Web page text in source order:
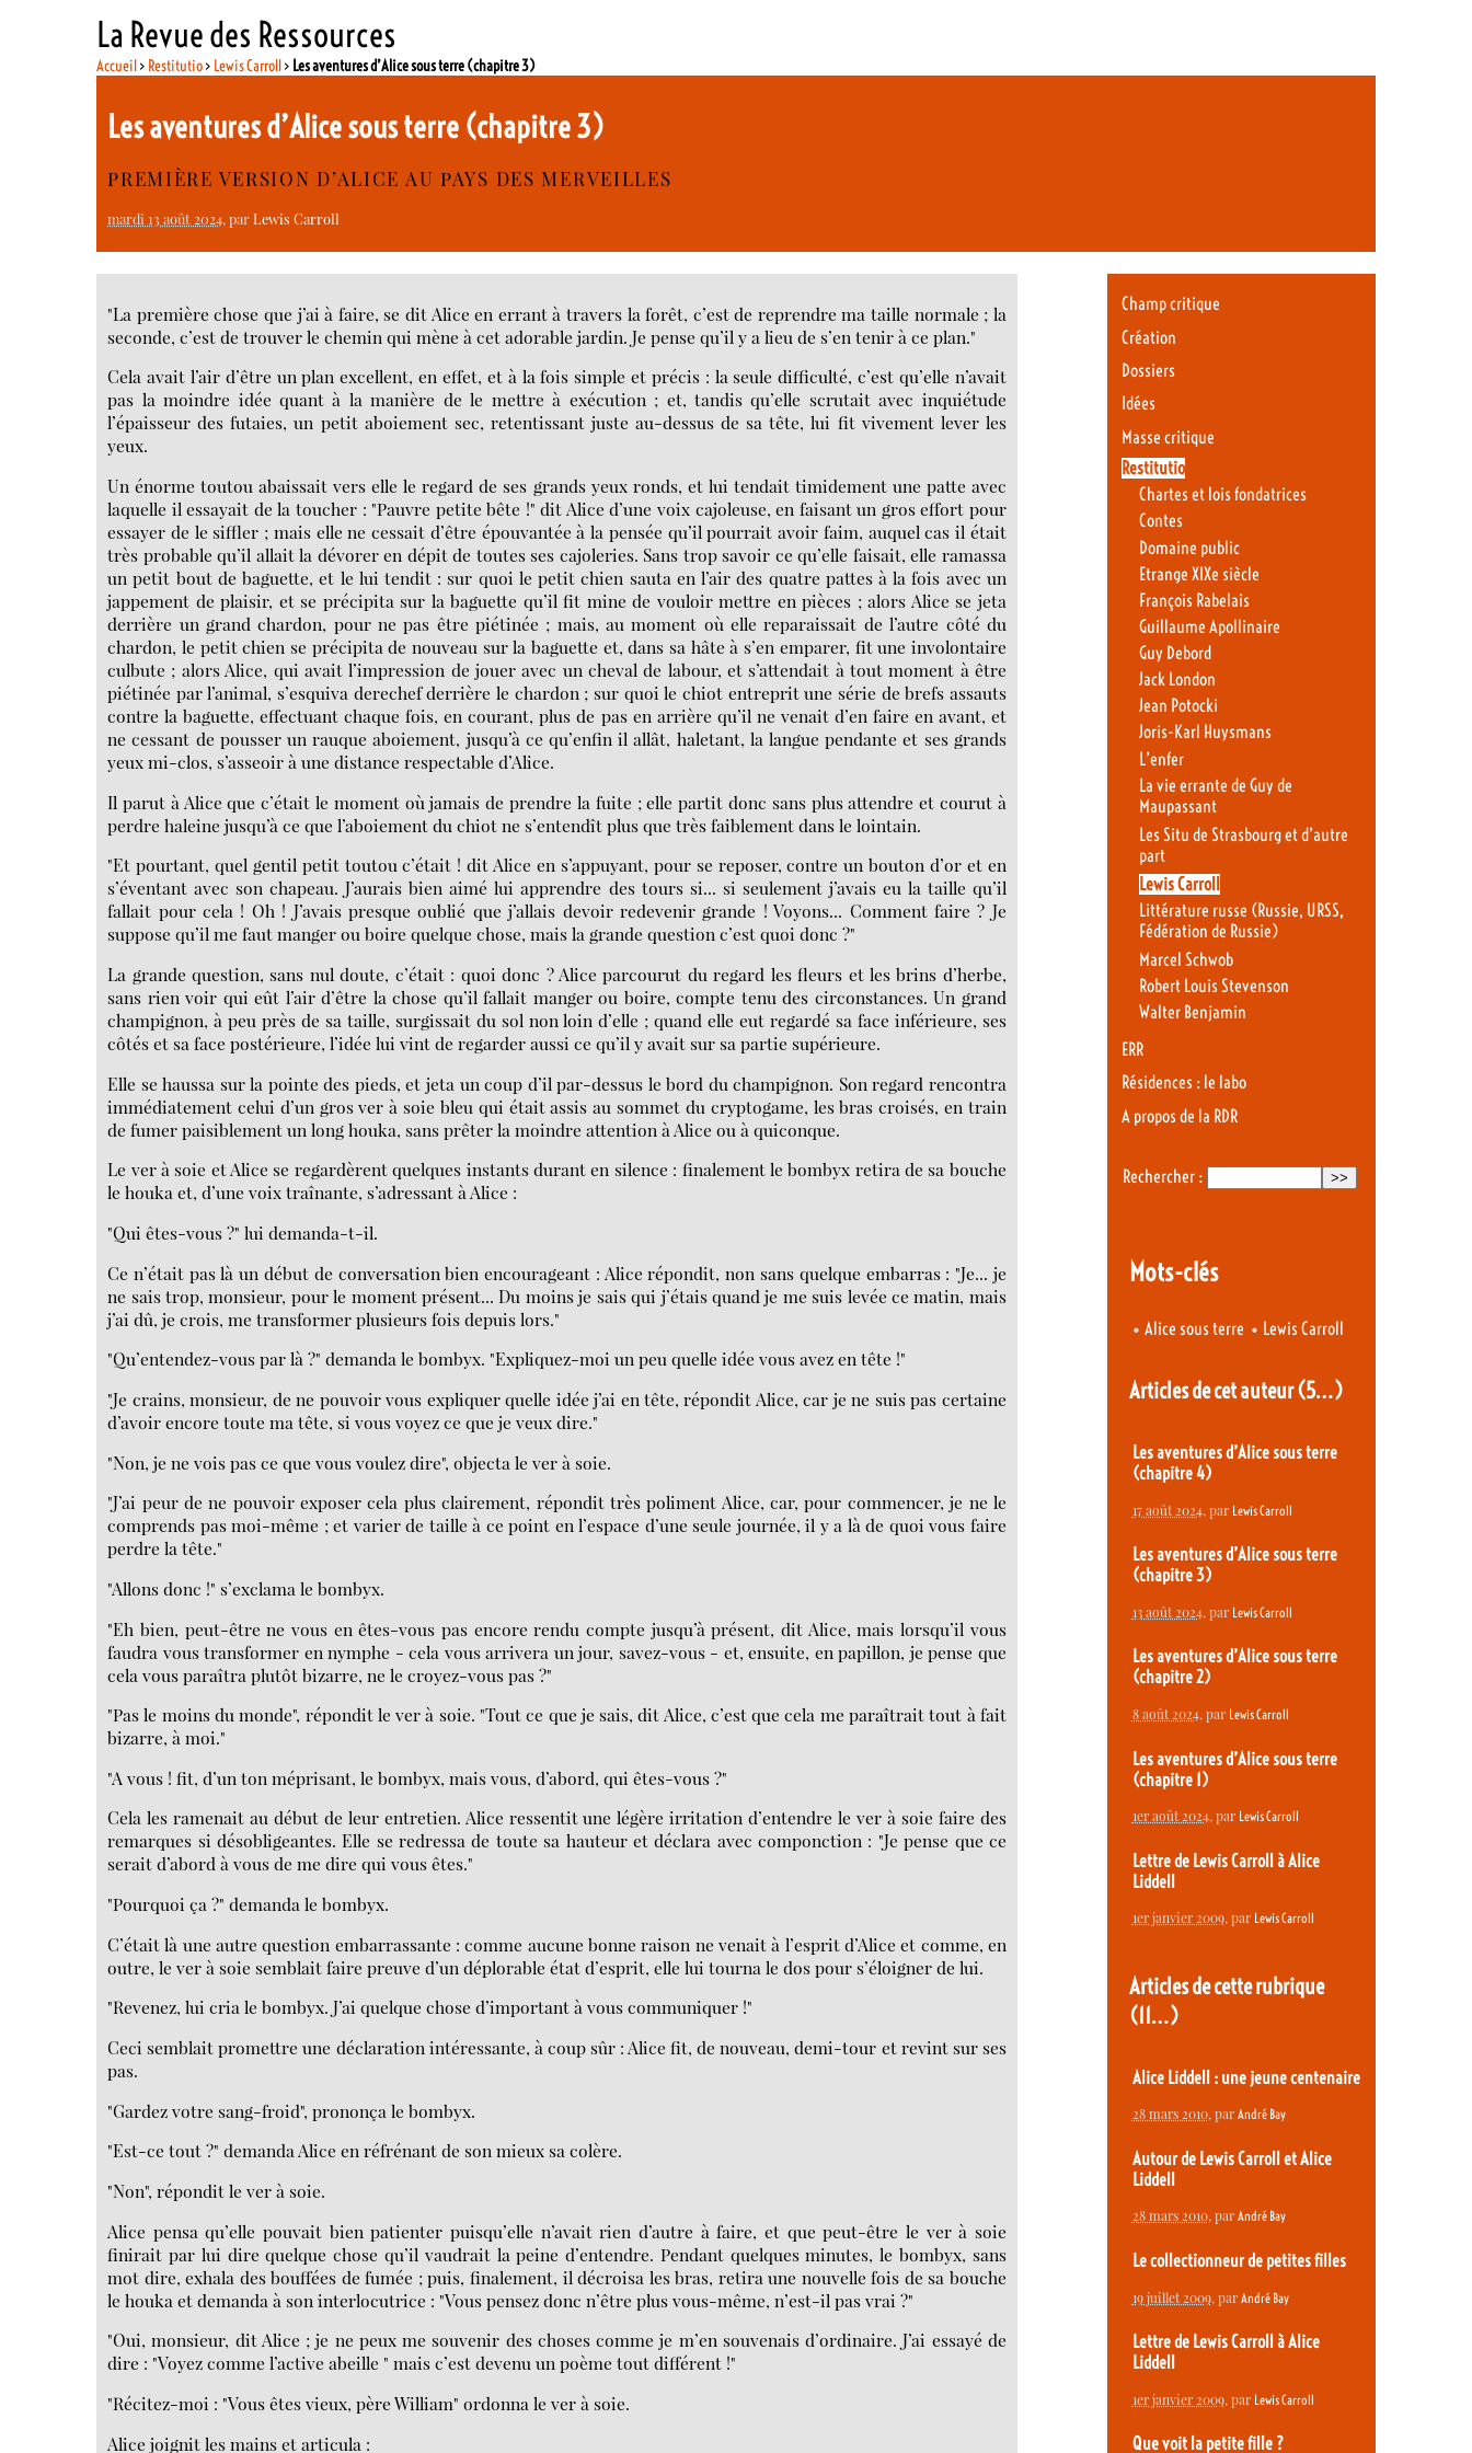
La Revue des Ressources
Accueil> Restitutio> Lewis Carroll> Les aventures d’Alice sous terre (chapitre 3)
Les aventures d’Alice sous terre (chapitre 3)
PREMIÈRE VERSION D’ALICE AU PAYS DES MERVEILLES
mardi 13 août 2024, parLewis Carroll
"La première chose que j’ai à faire, se dit Alice en errant à travers la forêt, c’est de reprendre ma taille normale ; la
seconde, c’est de trouver le chemin qui mène à cet adorable jardin. Je pense qu’il y a lieu de s’en tenir à ce plan."
Cela avait l’air d’être un plan excellent, en effet, et à la fois simple et précis : la seule difficulté, c’est qu’elle n’avait
pas la moindre idée quant à la manière de le mettre à exécution ; et, tandis qu’elle scrutait avec inquiétude
l’épaisseur des futaies, un petit aboiement sec, retentissant juste au-dessus de sa tête, lui fit vivement lever les
yeux.
Un énorme toutou abaissait vers elle le regard de ses grands yeux ronds, et lui tendait timidement une patte avec
laquelle il essayait de la toucher : "Pauvre petite bête !" dit Alice d’une voix cajoleuse, en faisant un gros effort pour
essayer de le siffler ; mais elle ne cessait d’être épouvantée à la pensée qu’il pourrait avoir faim, auquel cas il était
très probable qu’il allait la dévorer en dépit de toutes ses cajoleries. Sans trop savoir ce qu’elle faisait, elle ramassa
un petit bout de baguette, et le lui tendit : sur quoi le petit chien sauta en l’air des quatre pattes à la fois avec un
jappement de plaisir, et se précipita sur la baguette qu’il fit mine de vouloir mettre en pièces ; alors Alice se jeta
derrière un grand chardon, pour ne pas être piétinée ; mais, au moment où elle reparaissait de l’autre côté du
chardon, le petit chien se précipita de nouveau sur la baguette et, dans sa hâte à s’en emparer, fit une involontaire
culbute ; alors Alice, qui avait l’impression de jouer avec un cheval de labour, et s’attendait à tout moment à être
piétinée par l’animal, s’esquiva derechef derrière le chardon ; sur quoi le chiot entreprit une série de brefs assauts
contre la baguette, effectuant chaque fois, en courant, plus de pas en arrière qu’il ne venait d’en faire en avant, et
ne cessant de pousser un rauque aboiement, jusqu’à ce qu’enfin il allât, haletant, la langue pendante et ses grands
yeux mi-clos, s’asseoir à une distance respectable d’Alice.
Il parut à Alice que c’était le moment où jamais de prendre la fuite ; elle partit donc sans plus attendre et courut à
perdre haleine jusqu’à ce que l’aboiement du chiot ne s’entendît plus que très faiblement dans le lointain.
"Et pourtant, quel gentil petit toutou c’était ! dit Alice en s’appuyant, pour se reposer, contre un bouton d’or et en
s’éventant avec son chapeau. J’aurais bien aimé lui apprendre des tours si... si seulement j’avais eu la taille qu’il
fallait pour cela ! Oh ! J’avais presque oublié que j’allais devoir redevenir grande ! Voyons... Comment faire ? Je
suppose qu’il me faut manger ou boire quelque chose, mais la grande question c’est quoi donc ?"
La grande question, sans nul doute, c’était : quoi donc ? Alice parcourut du regard les fleurs et les brins d’herbe,
sans rien voir qui eût l’air d’être la chose qu’il fallait manger ou boire, compte tenu des circonstances. Un grand
champignon, à peu près de sa taille, surgissait du sol non loin d’elle ; quand elle eut regardé sa face inférieure, ses
côtés et sa face postérieure, l’idée lui vint de regarder aussi ce qu’il y avait sur sa partie supérieure.
Elle se haussa sur la pointe des pieds, et jeta un coup d’il par-dessus le bord du champignon. Son regard rencontra
immédiatement celui d’un gros ver à soie bleu qui était assis au sommet du cryptogame, les bras croisés, en train
de fumer paisiblement un long houka, sans prêter la moindre attention à Alice ou à quiconque.
Le ver à soie et Alice se regardèrent quelques instants durant en silence : finalement le bombyx retira de sa bouche
le houka et, d’une voix traînante, s’adressant à Alice :
"Qui êtes-vous ?" lui demanda-t-il.
Ce n’était pas là un début de conversation bien encourageant : Alice répondit, non sans quelque embarras : "Je... je
ne sais trop, monsieur, pour le moment présent... Du moins je sais qui j’étais quand je me suis levée ce matin, mais
j’ai dû, je crois, me transformer plusieurs fois depuis lors."
"Qu’entendez-vous par là ?" demanda le bombyx. "Expliquez-moi un peu quelle idée vous avez en tête !"
"Je crains, monsieur, de ne pouvoir vous expliquer quelle idée j’ai en tête, répondit Alice, car je ne suis pas certaine
d’avoir encore toute ma tête, si vous voyez ce que je veux dire."
"Non, je ne vois pas ce que vous voulez dire", objecta le ver à soie.
"J’ai peur de ne pouvoir exposer cela plus clairement, répondit très poliment Alice, car, pour commencer, je ne le
comprends pas moi-même ; et varier de taille à ce point en l’espace d’une seule journée, il y a là de quoi vous faire
perdre la tête."
"Allons donc !" s’exclama le bombyx.
"Eh bien, peut-être ne vous en êtes-vous pas encore rendu compte jusqu’à présent, dit Alice, mais lorsqu’il vous
faudra vous transformer en nymphe - cela vous arrivera un jour, savez-vous - et, ensuite, en papillon, je pense que
cela vous paraîtra plutôt bizarre, ne le croyez-vous pas ?"
"Pas le moins du monde", répondit le ver à soie. "Tout ce que je sais, dit Alice, c’est que cela me paraîtrait tout à fait
bizarre, à moi."
"A vous ! fit, d’un ton méprisant, le bombyx, mais vous, d’abord, qui êtes-vous ?"
Cela les ramenait au début de leur entretien. Alice ressentit une légère irritation d’entendre le ver à soie faire des
remarques si désobligeantes. Elle se redressa de toute sa hauteur et déclara avec componction : "Je pense que ce
serait d’abord à vous de me dire qui vous êtes."
"Pourquoi ça ?" demanda le bombyx.
C’était là une autre question embarrassante : comme aucune bonne raison ne venait à l’esprit d’Alice et comme, en
outre, le ver à soie semblait faire preuve d’un déplorable état d’esprit, elle lui tourna le dos pour s’éloigner de lui.
"Revenez, lui cria le bombyx. J’ai quelque chose d’important à vous communiquer !"
Ceci semblait promettre une déclaration intéressante, à coup sûr : Alice fit, de nouveau, demi-tour et revint sur ses
pas.
"Gardez votre sang-froid", prononça le bombyx.
"Est-ce tout ?" demanda Alice en réfrénant de son mieux sa colère.
"Non", répondit le ver à soie.
Alice pensa qu’elle pouvait bien patienter puisqu’elle n’avait rien d’autre à faire, et que peut-être le ver à soie
finirait par lui dire quelque chose qu’il vaudrait la peine d’entendre. Pendant quelques minutes, le bombyx, sans
mot dire, exhala des bouffées de fumée ; puis, finalement, il décroisa les bras, retira une nouvelle fois de sa bouche
le houka et demanda à son interlocutrice : "Vous pensez donc n’être plus vous-même, n’est-il pas vrai ?"
"Oui, monsieur, dit Alice ; je ne peux me souvenir des choses comme je m’en souvenais d’ordinaire. J’ai essayé de
dire : "Voyez comme l’active abeille " mais c’est devenu un poème tout différent !"
"Récitez-moi : "Vous êtes vieux, père William" ordonna le ver à soie.
Alice joignit les mains et articula :
Champ critique
Création
Dossiers
Idées
Masse critique
Restitutio
Chartes et lois fondatrices
Contes
Domaine public
Etrange XIXe siècle
François Rabelais
Guillaume Apollinaire
Guy Debord
Jack London
Jean Potocki
Joris-Karl Huysmans
L’enfer
La vie errante de Guy de
Maupassant
Les Situ de Strasbourg et d’autre
part
Lewis Carroll
Littérature russe (Russie, URSS,
Fédération de Russie)
Marcel Schwob
Robert Louis Stevenson
Walter Benjamin
ERR
Résidences : le labo
A propos de la RDR
Rechercher :
Mots-clés
• Alice sous terre • Lewis Carroll
Articles de cet auteur(5…)
Les aventures d’Alice sous terre
(chapitre 4)
17 août 2024, par Lewis Carroll
Les aventures d’Alice sous terre
(chapitre 3)
13 août 2024, par Lewis Carroll
Les aventures d’Alice sous terre
(chapitre 2)
8 août 2024, par Lewis Carroll
Les aventures d’Alice sous terre
(chapitre 1)
1er août 2024, par Lewis Carroll
Lettre de Lewis Carroll à Alice
Liddell
1er janvier 2009, par Lewis Carroll
Articles de cette rubrique
(11…)
Alice Liddell : une jeune centenaire
28 mars 2010, par André Bay
Autour de Lewis Carroll et Alice
Liddell
28 mars 2010, par André Bay
Le collectionneur de petites filles
19 juillet 2009, par André Bay
Lettre de Lewis Carroll à Alice
Liddell
1er janvier 2009, par Lewis Carroll
Que voit la petite fille ?